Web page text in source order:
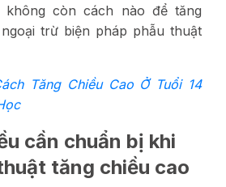
còn cách nào để tăng
trừ biện pháp phẫu thuật
Tăng Chiều Cao Ở Tuổi 14
cần chuẩn bị khi
tăng chiều cao